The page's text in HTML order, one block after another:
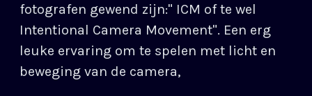
fotografen gewend zijn:" ICM of te wel
Intentional Camera Movement". Een erg
leuke ervaring om te spelen met licht en
beweging van de camera,